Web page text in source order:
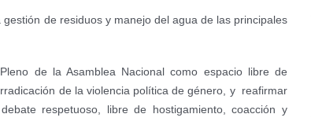
de residuos y manejo del agua de las principales
de la Asamblea Nacional como espacio libre de
de la violencia política de género, y reafirmar
respetuoso, libre de hostigamiento, coacción y